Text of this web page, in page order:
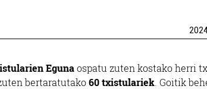
Egunaospatu zuten kostako herri
bertaratutako60 txistulariek . Goitik